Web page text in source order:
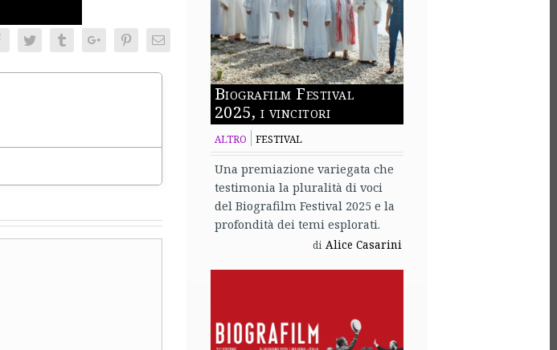
FacebookTwitter TumblrGoogle+PinterestEmail
Biografilm Festival
2025, i vincitori
ALTRO FESTIVAL
Una premiazione variegata che
testimonia la pluralità di voci
del Biografilm Festival 2025 e la
profondità dei temi esplorati.
di Alice Casarini